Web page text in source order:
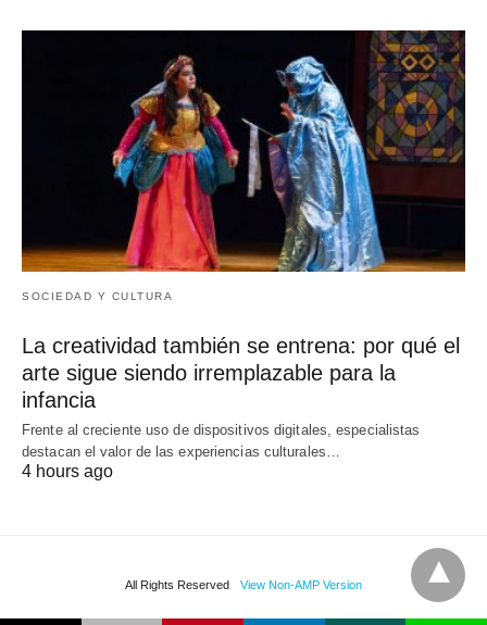
SOCIEDAD Y CULTURA
La creatividad también se entrena: por qué el
arte sigue siendo irremplazable para la
infancia
Frente al creciente uso de dispositivos digitales, especialistas
destacan el valor de las experiencias culturales…
4 hours ago
All Rights Reserved View Non-AMP Version